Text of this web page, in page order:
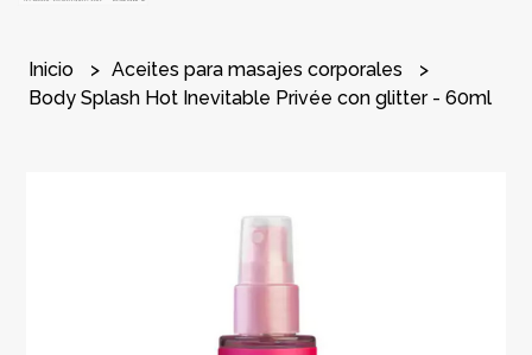
Inicio
Aceites para masajes corporales
Body Splash Hot Inevitable Privée con glitter - 60ml